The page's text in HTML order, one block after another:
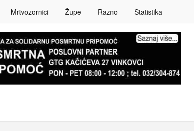
Mrtvozornici Župe Razno Statistika